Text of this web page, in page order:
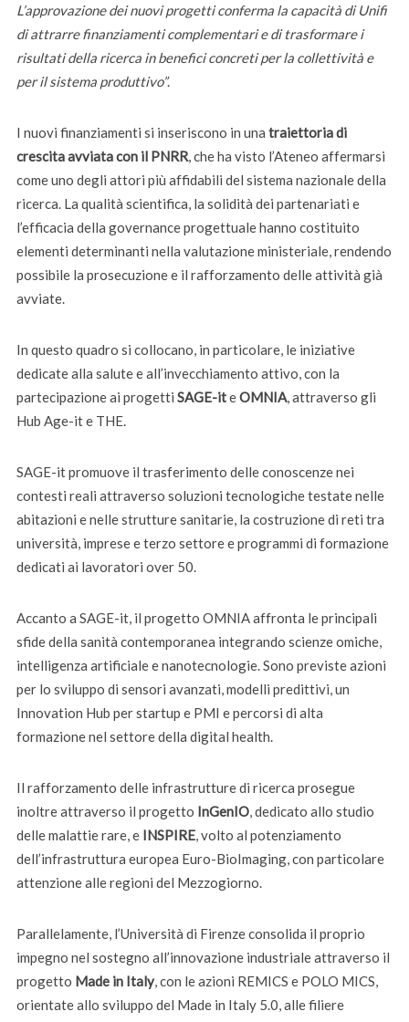
L’approvazione dei nuovi progetti conferma la capacità di Unifi
di attrarre finanziamenti complementari e di trasformare i
risultati della ricerca in benefici concreti per la collettività e
per il sistema produttivo”.
I nuovi finanziamenti si inseriscono in una traiettoria di
crescita avviata con il PNRR, che ha visto l’Ateneo affermarsi
come uno degli attori più affidabili del sistema nazionale della
ricerca. La qualità scientifica, la solidità dei partenariati e
l’efficacia della governance progettuale hanno costituito
elementi determinanti nella valutazione ministeriale, rendendo
possibile la prosecuzione e il rafforzamento delle attività già
avviate.
In questo quadro si collocano, in particolare, le iniziative
dedicate alla salute e all’invecchiamento attivo, con la
partecipazione ai progetti SAGE-iteOMNIA, attraverso gli
Hub Age-it e THE.
SAGE-it promuove il trasferimento delle conoscenze nei
contesti reali attraverso soluzioni tecnologiche testate nelle
abitazioni e nelle strutture sanitarie, la costruzione di reti tra
università, imprese e terzo settore e programmi di formazione
dedicati ai lavoratori over 50.
Accanto a SAGE-it, il progetto OMNIA affronta le principali
sfide della sanità contemporanea integrando scienze omiche,
intelligenza artificiale e nanotecnologie. Sono previste azioni
per lo sviluppo di sensori avanzati, modelli predittivi, un
Innovation Hub per startup e PMI e percorsi di alta
formazione nel settore della digital health.
Il rafforzamento delle infrastrutture di ricerca prosegue
inoltre attraverso il progetto InGenIO, dedicato allo studio
delle malattie rare, e INSPIRE, volto al potenziamento
dell’infrastruttura europea Euro-BioImaging, con particolare
attenzione alle regioni del Mezzogiorno.
Parallelamente, l’Università di Firenze consolida il proprio
impegno nel sostegno all’innovazione industriale attraverso il
progetto Made in Italy, con le azioni REMICS e POLO MICS,
orientate allo sviluppo del Made in Italy 5.0, alle filiere